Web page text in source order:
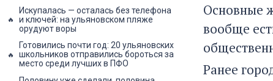
Основные
вообще
Ранее
Искупалась — осталась без телефона
и ключей: на ульяновском пляже
орудуют воры
Готовились почти год: 20 ульяновских
школьников отправились бороться за
место среди лучших в ПФО